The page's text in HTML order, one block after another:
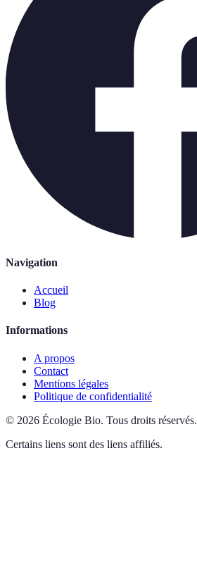
Navigation
Accueil
Blog
Informations
A propos
Contact
Mentions légales
Politique de confidentialité
© 2026 Écologie Bio. Tous droits réservés.
Certains liens sont des liens affiliés.